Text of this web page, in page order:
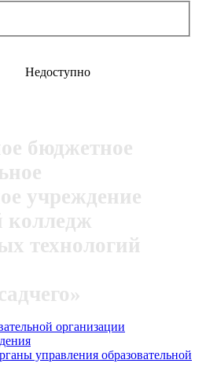
Недоступно
бюджетное
учреждение
колледж
технологий
организации
управления образовательной